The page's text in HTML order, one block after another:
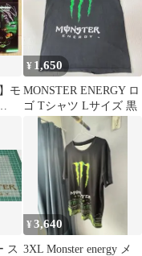
モ
¥ 1,650
MONSTER ENERGY ロ
ゴ Tシャツ Lサイズ 黒
ス
¥3,640
3XL Monster energy メ